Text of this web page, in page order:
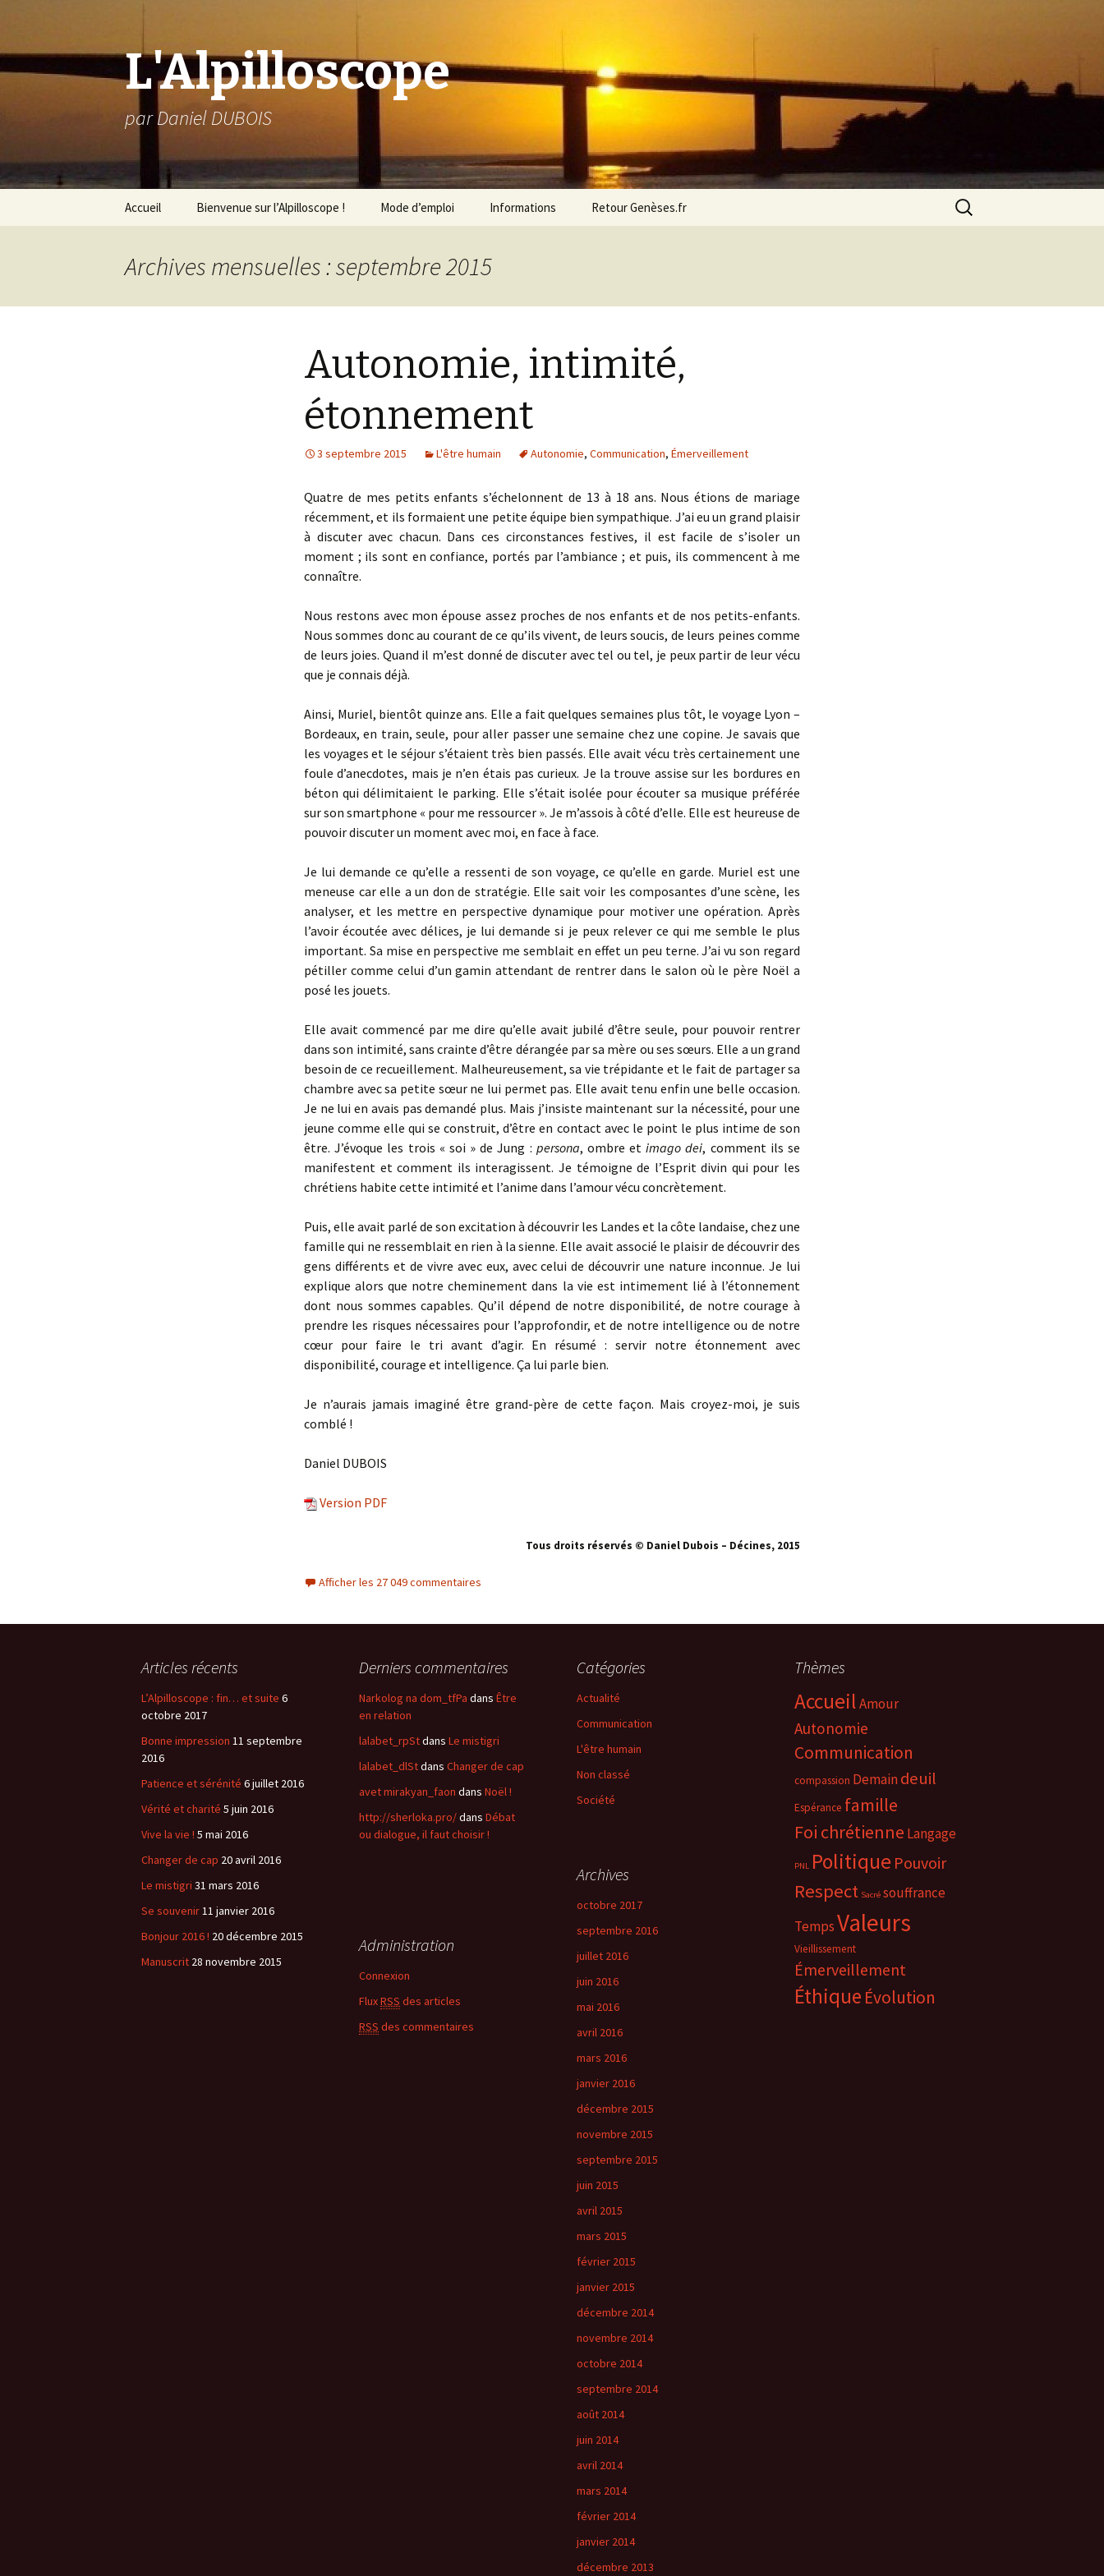
L'Alpilloscope
par Daniel DUBOIS
Aller
Accueil Bienvenue sur l’Alpilloscope ! Mode d’emploi Informations Retour Genèses.fr Rechercher :
Archives mensuelles : septembre 2015
Autonomie, intimité,
étonnement
3 septembre 2015 L'être humain Autonomie, Communication, Émerveillement
Quatre de mes petits enfants s’échelonnent de 13 à 18 ans. Nous étions de mariage
récemment, et ils formaient une petite équipe bien sympathique. J’ai eu un grand plaisir
à discuter avec chacun. Dans ces circonstances festives, il est facile de s’isoler un
moment ; ils sont en confiance, portés par l’ambiance ; et puis, ils commencent à me
connaître.
Nous restons avec mon épouse assez proches de nos enfants et de nos petits-enfants.
Nous sommes donc au courant de ce qu’ils vivent, de leurs soucis, de leurs peines comme
de leurs joies. Quand il m’est donné de discuter avec tel ou tel, je peux partir de leur vécu
que je connais déjà.
Ainsi, Muriel, bientôt quinze ans. Elle a fait quelques semaines plus tôt, le voyage Lyon –
Bordeaux, en train, seule, pour aller passer une semaine chez une copine. Je savais que
les voyages et le séjour s’étaient très bien passés. Elle avait vécu très certainement une
foule d’anecdotes, mais je n’en étais pas curieux. Je la trouve assise sur les bordures en
béton qui délimitaient le parking. Elle s’était isolée pour écouter sa musique préférée
sur son smartphone « pour me ressourcer ». Je m’assois à côté d’elle. Elle est heureuse de
pouvoir discuter un moment avec moi, en face à face.
Je lui demande ce qu’elle a ressenti de son voyage, ce qu’elle en garde. Muriel est une
meneuse car elle a un don de stratégie. Elle sait voir les composantes d’une scène, les
analyser, et les mettre en perspective dynamique pour motiver une opération. Après
l’avoir écoutée avec délices, je lui demande si je peux relever ce qui me semble le plus
important. Sa mise en perspective me semblait en effet un peu terne. J’ai vu son regard
pétiller comme celui d’un gamin attendant de rentrer dans le salon où le père Noël a
posé les jouets.
Elle avait commencé par me dire qu’elle avait jubilé d’être seule, pour pouvoir rentrer
dans son intimité, sans crainte d’être dérangée par sa mère ou ses sœurs. Elle a un grand
besoin de ce recueillement. Malheureusement, sa vie trépidante et le fait de partager sa
chambre avec sa petite sœur ne lui permet pas. Elle avait tenu enfin une belle occasion.
Je ne lui en avais pas demandé plus. Mais j’insiste maintenant sur la nécessité, pour une
jeune comme elle qui se construit, d’être en contact avec le point le plus intime de son
être. J’évoque les trois « soi » de Jung : persona, ombre etimago dei, comment ils se
manifestent et comment ils interagissent. Je témoigne de l’Esprit divin qui pour les
chrétiens habite cette intimité et l’anime dans l’amour vécu concrètement.
Puis, elle avait parlé de son excitation à découvrir les Landes et la côte landaise, chez une
famille qui ne ressemblait en rien à la sienne. Elle avait associé le plaisir de découvrir des
gens différents et de vivre avec eux, avec celui de découvrir une nature inconnue. Je lui
explique alors que notre cheminement dans la vie est intimement lié à l’étonnement
dont nous sommes capables. Qu’il dépend de notre disponibilité, de notre courage à
prendre les risques nécessaires pour l’approfondir, et de notre intelligence ou de notre
cœur pour faire le tri avant d’agir. En résumé : servir notre étonnement avec
disponibilité, courage et intelligence. Ça lui parle bien.
Je n’aurais jamais imaginé être grand-père de cette façon. Mais croyez-moi, je suis
comblé !
Daniel DUBOIS
Version PDF
Tous droits réservés © Daniel Dubois – Décines, 2015
Afficher les 27 049 commentaires
Articles récents
L’Alpilloscope : fin… et suite 6
octobre 2017
Bonne impression 11 septembre
2016
Patience et sérénité 6 juillet 2016
Vérité et charité 5 juin 2016
Vive la vie ! 5 mai 2016
Changer de cap 20 avril 2016
Le mistigri 31 mars 2016
Se souvenir11 janvier 2016
Bonjour 2016 ! 20 décembre 2015
Manuscrit 28 novembre 2015
Derniers commentaires
Narkolog na dom_tfPa dans Être
en relation
lalabet_rpStdans Le mistigri
lalabet_dlStdans Changer de cap
avet mirakyan_faon dans Noël !
http://sherloka.pro/dans Débat
ou dialogue, il faut choisir !
Catégories
Actualité
Communication
L'être humain
Non classé
Société
Thèmes
AccueilAmour
Autonomie
Communication
compassion Demaindeuil
Espérance famille
Foi chrétienne Langage
PNL Politique Pouvoir
Respect Sacré souffrance
TempsValeurs
Vieillissement
Émerveillement
Éthique Évolution
Archives
octobre 2017
septembre 2016
juillet 2016
juin 2016
mai 2016
avril 2016
mars 2016
janvier 2016
décembre 2015
novembre 2015
septembre 2015
juin 2015
avril 2015
mars 2015
février 2015
janvier 2015
décembre 2014
novembre 2014
octobre 2014
septembre 2014
août 2014
juin 2014
avril 2014
mars 2014
février 2014
janvier 2014
décembre 2013
Administration
Connexion
FluxRSS des articles
RSS des commentaires